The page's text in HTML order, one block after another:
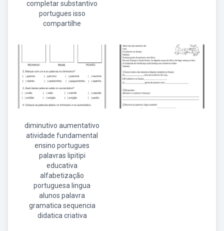
completar substantivo
portugues isso
compartilhe
diminutivo aumentativo
atividade fundamental
ensino portugues
palavras lipitipi
educativa
alfabetização
portuguesa lingua
alunos palavra
gramatica sequencia
didatica criativa